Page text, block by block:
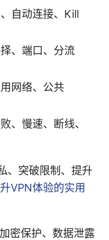
自动连接、Kill
、端口、分流
网络、公共
、慢速、断线、
、突破限制、提升
VPN体验的实用
密保护、数据泄露